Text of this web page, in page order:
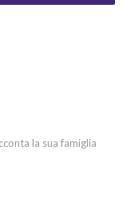
la sua famiglia